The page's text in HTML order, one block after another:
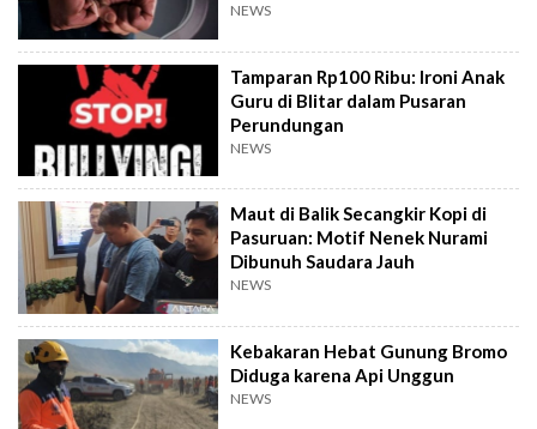
NEWS
Tamparan Rp100 Ribu: Ironi Anak
Guru di Blitar dalam Pusaran
Perundungan
NEWS
Maut di Balik Secangkir Kopi di
Pasuruan: Motif Nenek Nurami
Dibunuh Saudara Jauh
NEWS
Kebakaran Hebat Gunung Bromo
Diduga karena Api Unggun
NEWS